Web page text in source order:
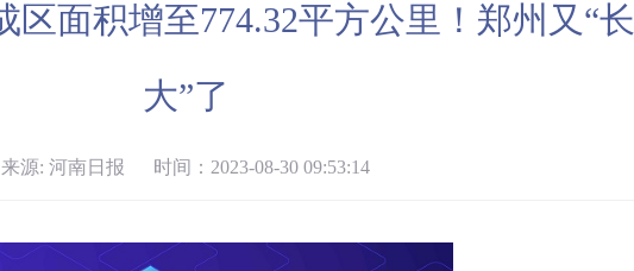
区面积增至774.32平方公里！郑州又“长
大”了
来源: 河南日报 时间：2023-08-30 09:53:14